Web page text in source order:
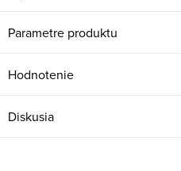
Parametre produktu
Hodnotenie
Diskusia